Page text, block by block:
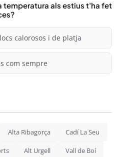
temperatura als estius t'ha fet
calorosos i de platja
com sempre
Alta Ribagorça Cadí La Seu
Alt Urgell Vall de Boí